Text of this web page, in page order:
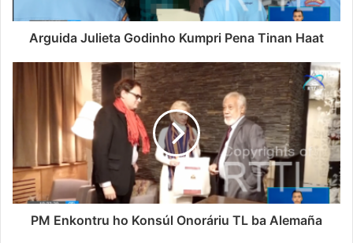
Arguida Julieta Godinho Kumpri Pena Tinan Haat
PM Enkontru ho Konsúl Onoráriu TL ba Alemaña